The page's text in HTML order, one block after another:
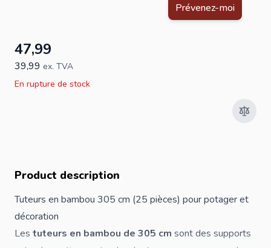
Prévenez-moi
47,99
39,99 ex. TVA
En rupture de stock
Product description
Tuteurs en bambou 305 cm (25 pièces) pour potager et
décoration
Les tuteurs en bambou de 305 cm sont des supports